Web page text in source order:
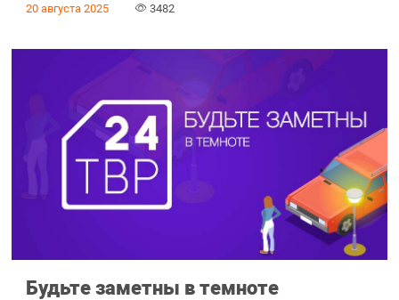
20 августа 2025 3482
Будьте заметны в темноте